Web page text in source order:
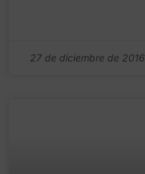
27 de diciembre de 2016